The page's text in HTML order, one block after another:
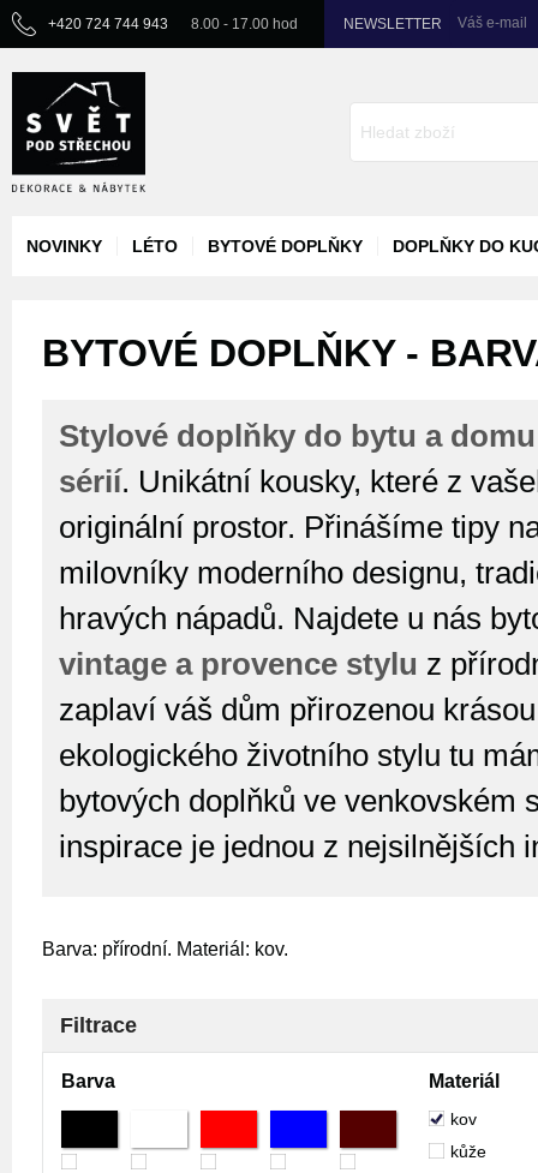
+420 724 744 943 8.00 - 17.00 hod NEWSLETTER Váš e-mail
NOVINKY LÉTO BYTOVÉ DOPLŇKY DOPLŇKY DO
BYTOVÉ DOPLŇKY -
Stylové doplňky do bytu a
sérií. Unikátní kousky, které z
originální prostor. Přinášíme tipy
milovníky moderního designu,
hravých nápadů. Najdete u nás
vintage a provence stylu z
zaplaví váš dům přirozenou
ekologického životního stylu tu
bytových doplňků ve venkovském
inspirace je jednou z nejsilnějších
Barva: přírodní. Materiál: kov.
Filtrace
Barva Materiál
kov
kůže